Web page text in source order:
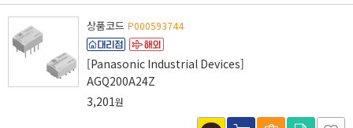
상품코드 P000593744
[Panasonic Industrial Devices]
AGQ200A24Z
3,201원